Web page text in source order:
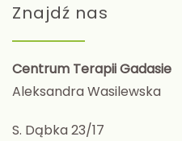
Znajdź nas
Centrum Terapii Gadasie
Aleksandra Wasilewska
S. Dąbka 23/17